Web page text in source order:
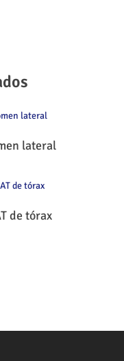
Leer Máslateral
Leer Más
de tórax